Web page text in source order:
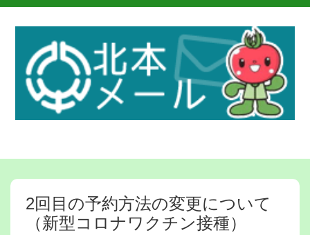
2回目の予約方法の変更について
（新型コロナワクチン接種）